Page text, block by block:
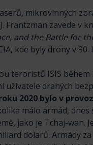
mikrovlnných
Frantzman zavede v
and the Battle for
kde byly drony v 90.
teroristů ISIS
uživatele drahých
2020 bylo v
málo armád, dnes
jako je Tchaj-wan.
dolarů. Armády